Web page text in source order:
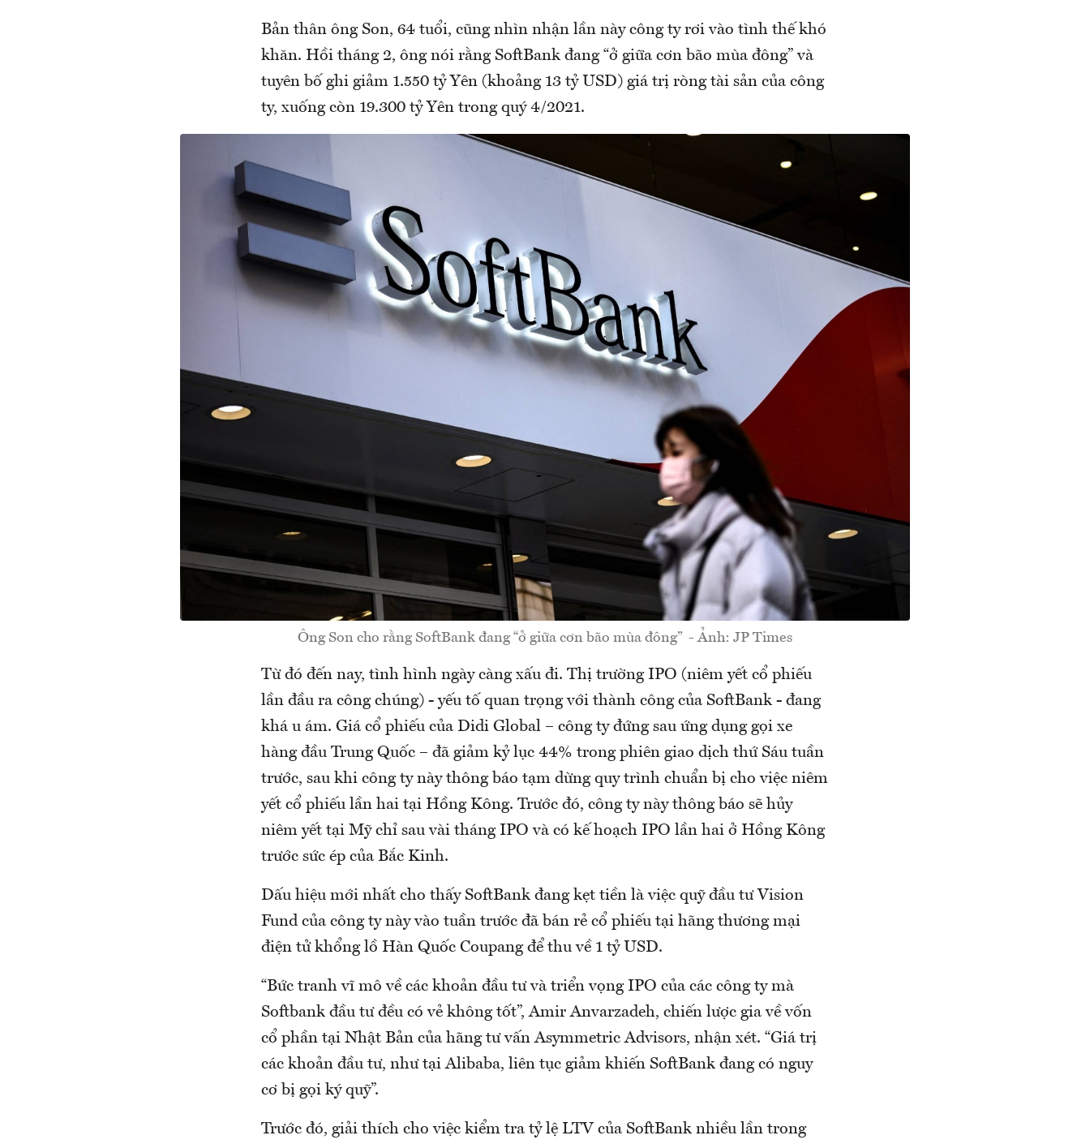
Bản thân ông Son, 64 tuổi, cũng nhìn nhận lần này công ty rơi vào tình thế khó
khăn. Hồi tháng 2, ông nói rằng SoftBank đang “ở giữa cơn bão mùa đông” và
tuyên bố ghi giảm 1.550 tỷ Yên (khoảng 13 tỷ USD) giá trị ròng tài sản của công
ty, xuống còn 19.300 tỷ Yên trong quý 4/2021.
Ông Son cho rằng SoftBank đang “ở giữa cơn bão mùa đông” - Ảnh: JP Times
Từ đó đến nay, tình hình ngày càng xấu đi. Thị trường IPO (niêm yết cổ phiếu
lần đầu ra công chúng) - yếu tố quan trọng với thành công của SoftBank - đang
khá u ám. Giá cổ phiếu của Didi Global – công ty đứng sau ứng dụng gọi xe
hàng đầu Trung Quốc – đã giảm kỷ lục 44% trong phiên giao dịch thứ Sáu tuần
trước, sau khi công ty này thông báo tạm dừng quy trình chuẩn bị cho việc niêm
yết cổ phiếu lần hai tại Hồng Kông. Trước đó, công ty này thông báo sẽ hủy
niêm yết tại Mỹ chỉ sau vài tháng IPO và có kế hoạch IPO lần hai ở Hồng Kông
trước sức ép của Bắc Kinh.
Dấu hiệu mới nhất cho thấy SoftBank đang kẹt tiền là việc quỹ đầu tư Vision
Fund của công ty này vào tuần trước đã bán rẻ cổ phiếu tại hãng thương mại
điện tử khổng lồ Hàn Quốc Coupang để thu về 1 tỷ USD.
“Bức tranh vĩ mô về các khoản đầu tư và triển vọng IPO của các công ty mà
Softbank đầu tư đều có vẻ không tốt”, Amir Anvarzadeh, chiến lược gia về vốn
cổ phần tại Nhật Bản của hãng tư vấn Asymmetric Advisors, nhận xét. “Giá trị
các khoản đầu tư, như tại Alibaba, liên tục giảm khiến SoftBank đang có nguy
cơ bị gọi ký quỹ”.
Trước đó, giải thích cho việc kiểm tra tỷ lệ LTV của SoftBank nhiều lần trong